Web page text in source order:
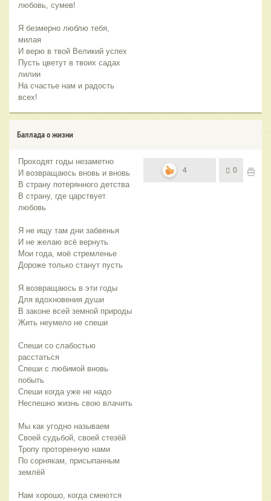
любовь, сумев!
Я безмерно люблю тебя,
милая
И верю в твой Великий успех
Пусть цветут в твоих садах
лилии
На счастье нам и радость
всех!
Баллада о жизни
Проходят годы незаметно
И возвращаюсь вновь и вновь
В страну потерянного детства
В страну, где царствует
любовь
Я не ищу там дни забвенья
И не желаю всё вернуть
Мои года, моё стремленье
Дороже только станут пусть
Я возвращаюсь в эти годы
Для вдохновения души
В законе всей земной природы
Жить неумело не спеши
Спеши со слабостью
расстаться
Спеши с любимой вновь
побыть
Спеши когда уже не надо
Неспешно жизнь свою влачить
Мы как угодно называем
Своей судьбой, своей стезёй
Тропу проторенную нами
По сорнякам, присыпанным
землёй
Нам хорошо, когда смеются
4 0